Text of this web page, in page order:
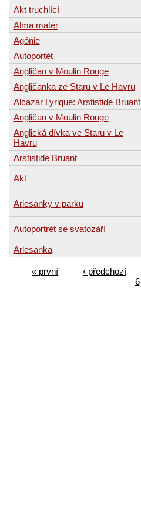
Akt truchlící
Alma mater
Agónie
Autoportét
Angličan v Moulin Rouge
Angličanka ze Staru v Le Havru
Alcazar Lyrique: Arstistide Bruant
Angličan v Moulin Rouge
Anglická dívka ve Staru v Le
Havru
Arstistide Bruant
Akt
Arlesanky v parku
Autoportrét se svatozáří
Arlesanka
« první ‹ předchozí
6